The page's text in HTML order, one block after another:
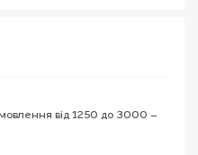
від 1250 до 3000 –